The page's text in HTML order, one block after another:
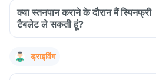
क्या स्तनपान कराने के दौरान मैं स्पिनफ्री
टैबलेट ले सकती हूं?
ड्राइविंग